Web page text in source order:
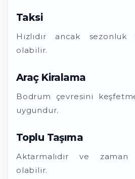
Taksi
Hızlıdır ancak
olabilir.
Araç Kiralama
Bodrum çevresini
uygundur.
Toplu Taşıma
Aktarmalıdır ve zaman
olabilir.